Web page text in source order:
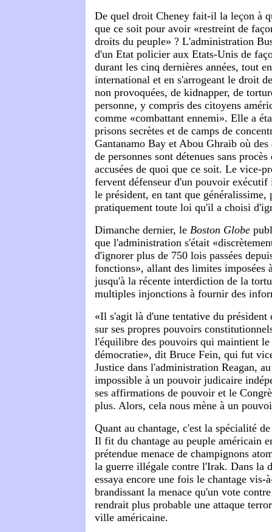
De quel droit Cheney fait-il la leçon à
que ce soit pour avoir «restreint de
droits du peuple» ? L'administration
d'un Etat policier aux Etats-Unis de
durant les cinq dernières années, tout
international et en s'arrogeant le droit
non provoquées, de kidnapper, de
personne, y compris des citoyens
comme «combattant ennemi». Elle a
prisons secrètes et de camps de
Gantanamo Bay et Abou Ghraib où
de personnes sont détenues sans
accusées de quoi que ce soit. Le vice-
fervent défenseur d'un pouvoir
le président, en tant que généralissime,
pratiquement toute loi qu'il a choisi
Dimanche dernier, le Boston Globe
que l'administration s'était
d'ignorer plus de 750 lois passées
fonctions», allant des limites imposées
jusqu'à la récente interdiction de la
multiples injonctions à fournir des
«Il s'agit là d'une tentative du
sur ses propres pouvoirs
l'équilibre des pouvoirs qui maintient le
démocratie», dit Bruce Fein, qui fut
Justice dans l'administration Reagan,
impossible à un pouvoir judicaire
ses affirmations de pouvoir et le
plus. Alors, cela nous mène à un
Quant au chantage, c'est la spécialité
Il fit du chantage au peuple américain
prétendue menace de champignons
la guerre illégale contre l'Irak. Dans la
essaya encore une fois le chantage vis-
brandissant la menace qu'un vote
rendrait plus probable une attaque
ville américaine.